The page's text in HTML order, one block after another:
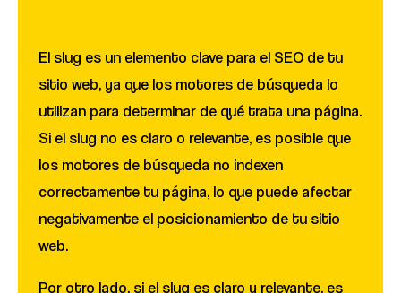
El slug es un elemento clave para el SEO de tu
sitio web, ya que los motores de búsqueda lo
utilizan para determinar de qué trata una página.
Si el slug no es claro o relevante, es posible que
los motores de búsqueda no indexen
correctamente tu página, lo que puede afectar
negativamente el posicionamiento de tu sitio
web.
Por otro lado, si el slug es claro y relevante, es